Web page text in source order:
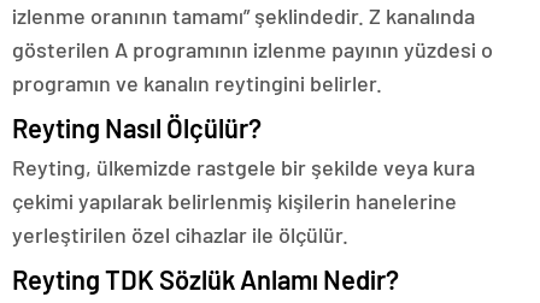
izlenme oranının tamamı” şeklindedir. Z kanalında
gösterilen A programının izlenme payının yüzdesi o
programın ve kanalın reytingini belirler.
Reyting Nasıl Ölçülür?
Reyting, ülkemizde rastgele bir şekilde veya kura
çekimi yapılarak belirlenmiş kişilerin hanelerine
yerleştirilen özel cihazlar ile ölçülür.
Reyting TDK Sözlük Anlamı Nedir?